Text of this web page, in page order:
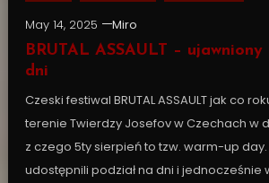
May 14, 2025
Miro
BRUTAL ASSAULT –
dni
Czeski festiwal BRUTAL ASSAULT jak co
terenie Twierdzy Josefov w Czechach w
z czego 5ty sierpień to tzw. warm-up
udostępnili podział na dni i jednocześnie